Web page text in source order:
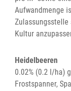
Aufwandmenge
Zulassungsstelle
Kultur
Heidelbeeren
0.02% (0.2 l/ha)
Frostspanner,